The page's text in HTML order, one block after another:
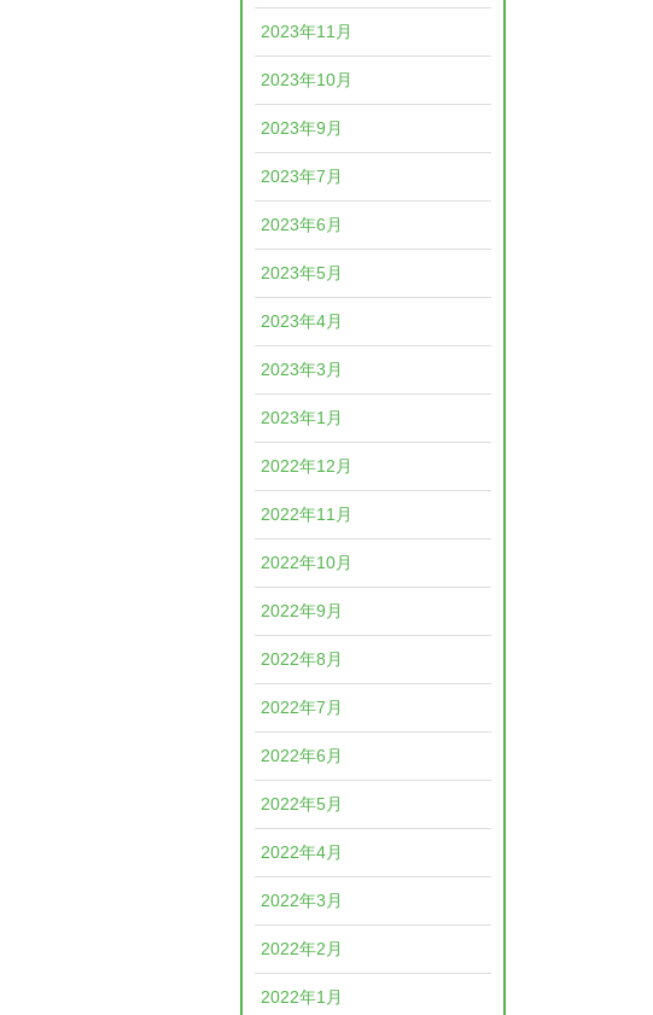
2023年11月
2023年10月
2023年9月
2023年7月
2023年6月
2023年5月
2023年4月
2023年3月
2023年1月
2022年12月
2022年11月
2022年10月
2022年9月
2022年8月
2022年7月
2022年6月
2022年5月
2022年4月
2022年3月
2022年2月
2022年1月